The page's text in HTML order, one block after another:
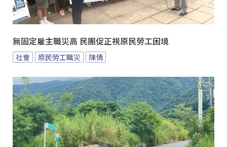
無固定雇主職災高 民團促正視原民勞工困境
社會 原民勞工職災 陳情